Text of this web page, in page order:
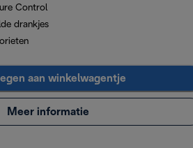
Control
drankjes
aan winkelwagentje
Meer informatie